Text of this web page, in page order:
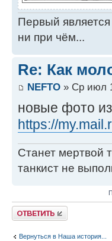
Первый
ни при чём...
Re: Как
NEFTO » Ср июл
новые фото
https://
Станет мертвой
танкист не
Ответить
Вернуться в Наша история...